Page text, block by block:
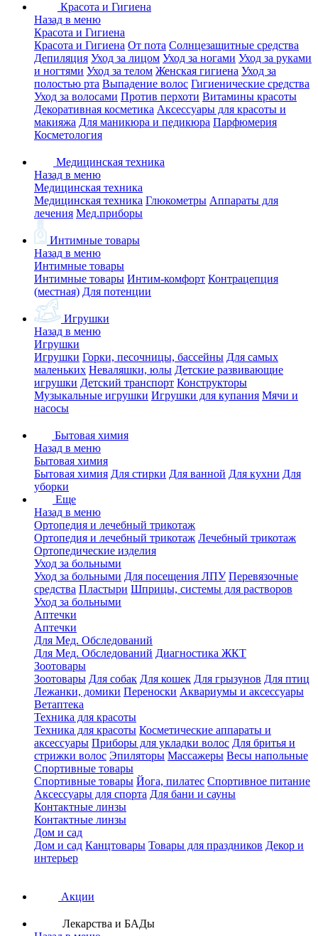
Красота и Гигиена
Назад в меню
Красота и Гигиена
Красота и Гигиена От пота Солнцезащитные средства
Депиляция Уход за лицом Уход за ногами Уход за руками
и ногтями Уход за телом Женская гигиена Уход за
полостью рта Выпадение волос Гигиенические средства
Уход за волосами Против перхоти Витамины красоты
Декоративная косметика Аксессуары для красоты и
макияжа Для маникюра и педикюра Парфюмерия
Косметология
Медицинская техника
Назад в меню
Медицинская техника
Медицинская техника Глюкометры Аппараты для
лечения Мед.приборы
Интимные товары
Назад в меню
Интимные товары
Интимные товары Интим-комфорт Контрацепция
(местная) Для потенции
Игрушки
Назад в меню
Игрушки
Игрушки Горки, песочницы, бассейны Для самых
маленьких Неваляшки, юлы Детские развивающие
игрушки Детский транспорт Конструкторы
Музыкальные игрушки Игрушки для купания Мячи и
насосы
Бытовая химия
Назад в меню
Бытовая химия
Бытовая химия Для стирки Для ванной Для кухни Для
уборки
Еще
Назад в меню
Ортопедия и лечебный трикотаж
Ортопедия и лечебный трикотаж Лечебный трикотаж
Ортопедические изделия
Уход за больными
Уход за больными Для посещения ЛПУ Перевязочные
средства Пластыри Шприцы, системы для растворов
Уход за больными
Аптечки
Аптечки
Для Мед. Обследований
Для Мед. Обследований Диагностика ЖКТ
Зоотовары
Зоотовары Для собак Для кошек Для грызунов Для птиц
Лежанки, домики Переноски Аквариумы и аксессуары
Ветаптека
Техника для красоты
Техника для красоты Косметические аппараты и
аксессуары Приборы для укладки волос Для бритья и
стрижки волос Эпиляторы Массажеры Весы напольные
Спортивные товары
Спортивные товары Йога, пилатес Спортивное питание
Аксессуары для спорта Для бани и сауны
Контактные линзы
Контактные линзы
Дом и сад
Дом и сад Канцтовары Товары для праздников Декор и
интерьер
Акции
Лекарства и БАДы